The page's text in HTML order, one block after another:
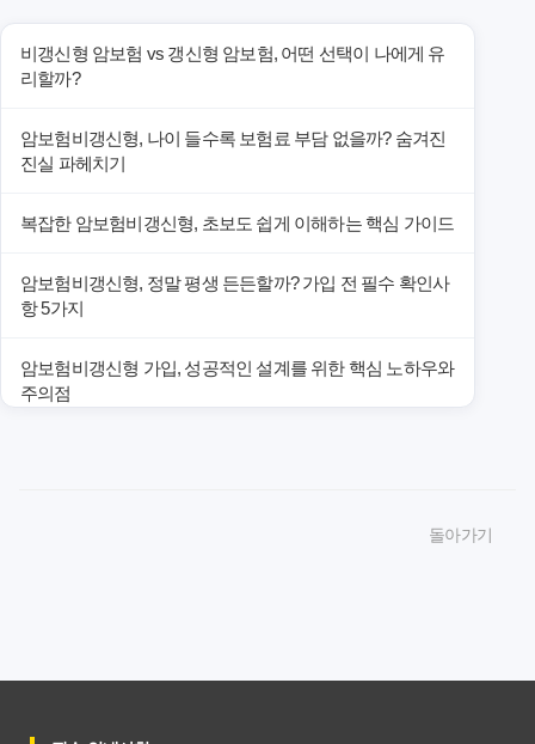
비갱신형 암보험 vs 갱신형 암보험, 어떤 선택이 나에게 유
리할까?
암보험비갱신형, 나이 들수록 보험료 부담 없을까? 숨겨진
진실 파헤치기
복잡한 암보험비갱신형, 초보도 쉽게 이해하는 핵심 가이드
암보험비갱신형, 정말 평생 든든할까? 가입 전 필수 확인사
항 5가지
암보험비갱신형 가입, 성공적인 설계를 위한 핵심 노하우와
주의점
갱신형 암보험과 비갱신형, 어떤 차이가 있을까? 내게 맞는
돌아가기